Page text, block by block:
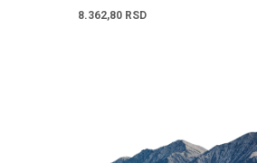
8.362,80 RSD